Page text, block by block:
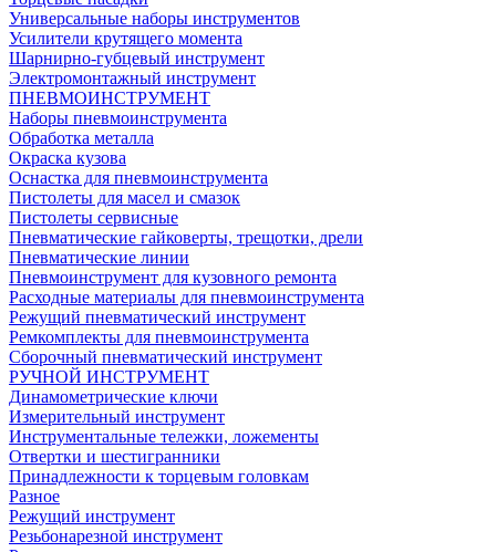
Универсальные наборы инструментов
Усилители крутящего момента
Шарнирно-губцевый инструмент
Электромонтажный инструмент
ПНЕВМОИНСТРУМЕНТ
Наборы пневмоинструмента
Обработка металла
Окраска кузова
Оснастка для пневмоинструмента
Пистолеты для масел и смазок
Пистолеты сервисные
Пневматические гайковерты, трещотки, дрели
Пневматические линии
Пневмоинструмент для кузовного ремонта
Расходные материалы для пневмоинструмента
Режущий пневматический инструмент
Ремкомплекты для пневмоинструмента
Сборочный пневматический инструмент
РУЧНОЙ ИНСТРУМЕНТ
Динамометрические ключи
Измерительный инструмент
Инструментальные тележки, ложементы
Отвертки и шестигранники
Принадлежности к торцевым головкам
Разное
Режущий инструмент
Резьбонарезной инструмент